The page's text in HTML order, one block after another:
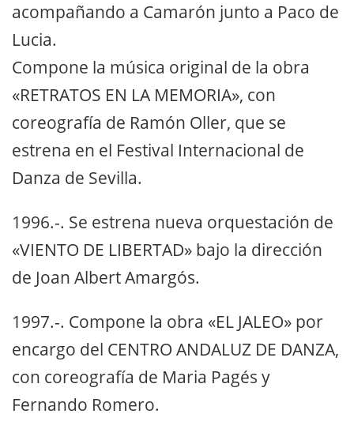
acompañando a Camarón junto a Paco de
Lucia.
Compone la música original de la obra
«RETRATOS EN LA MEMORIA», con
coreografía de Ramón Oller, que se
estrena en el Festival Internacional de
Danza de Sevilla.
1996.-. Se estrena nueva orquestación de
«VIENTO DE LIBERTAD» bajo la dirección
de Joan Albert Amargós.
1997.-. Compone la obra «EL JALEO» por
encargo del CENTRO ANDALUZ DE DANZA,
con coreografía de Maria Pagés y
Fernando Romero.